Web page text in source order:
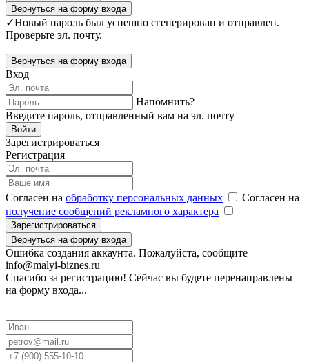
Вернуться на форму входа
✓Новый пароль был успешно сгенерирован и отправлен.
Проверьте эл. почту.
Вернуться на форму входа
Вход
Напомнить?
Введите пароль, отправленный вам на эл. почту
Войти
Зарегистрироваться
Регистрация
Согласен на обработку персональных данных
Согласен на
получение сообщений рекламного характера
Зарегистрироваться
Вернуться на форму входа
Ошибка создания аккаунта. Пожалуйста, сообщите
info@malyi-biznes.ru
Спасибо за регистрацию! Сейчас вы будете перенаправлены
на форму входа...